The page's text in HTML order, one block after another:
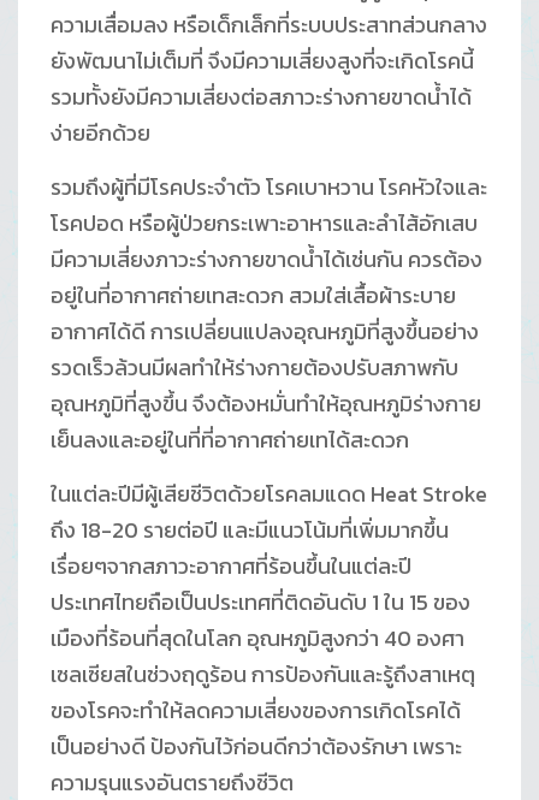
ความเสื่อมลง หรือเด็กเล็กที่ระบบประสาทส่วนกลาง
ยังพัฒนาไม่เต็มที่ จึงมีความเสี่ยงสูงที่จะเกิดโรคนี้
รวมทั้งยังมีความเสี่ยงต่อสภาวะร่างกายขาดน้ำได้
ง่ายอีกด้วย
รวมถึงผู้ที่มีโรคประจำตัว โรคเบาหวาน โรคหัวใจและ
โรคปอด หรือผู้ป่วยกระเพาะอาหารและลำไส้อักเสบ
มีความเสี่ยงภาวะร่างกายขาดน้ำได้เช่นกัน ควรต้อง
อยู่ในที่อากาศถ่ายเทสะดวก สวมใส่เสื้อผ้าระบาย
อากาศได้ดี การเปลี่ยนแปลงอุณหภูมิที่สูงขึ้นอย่าง
รวดเร็วล้วนมีผลทำให้ร่างกายต้องปรับสภาพกับ
อุณหภูมิที่สูงขึ้น จึงต้องหมั่นทำให้อุณหภูมิร่างกาย
เย็นลงและอยู่ในที่ที่อากาศถ่ายเทได้สะดวก
ในแต่ละปีมีผู้เสียชีวิตด้วยโรคลมแดด Heat Stroke
ถึง 18-20 รายต่อปี และมีแนวโน้มที่เพิ่มมากขึ้น
เรื่อยๆจากสภาวะอากาศที่ร้อนขึ้นในแต่ละปี
ประเทศไทยถือเป็นประเทศที่ติดอันดับ 1 ใน 15 ของ
เมืองที่ร้อนที่สุดในโลก อุณหภูมิสูงกว่า 40 องศา
เซลเซียสในช่วงฤดูร้อน การป้องกันและรู้ถึงสาเหตุ
ของโรคจะทำให้ลดความเสี่ยงของการเกิดโรคได้
เป็นอย่างดี ป้องกันไว้ก่อนดีกว่าต้องรักษา เพราะ
ความรุนแรงอันตรายถึงชีวิต